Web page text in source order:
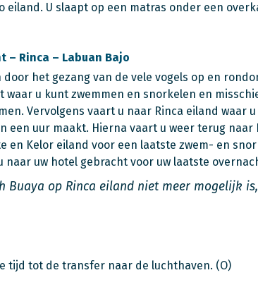
eiland. U slaapt op een matras onder een
– Rinca – Labuan Bajo
het gezang van de vele vogels op en
u kunt zwemmen en snorkelen en
Vervolgens vaart u naar Rinca eiland waar
een uur maakt. Hierna vaart u weer terug naar
en Kelor eiland voor een laatste zwem- en
uw hotel gebracht voor uw laatste
Buaya op Rinca eiland niet meer mogelijk
tijd tot de transfer naar de luchthaven. (O)